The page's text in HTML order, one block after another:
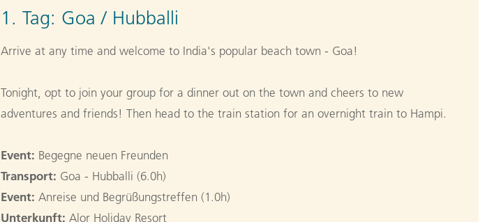
1. Tag: Goa / Hubballi
Arrive at any time and welcome to India's popular beach town - Goa!
Tonight, opt to join your group for a dinner out on the town and cheers to new
adventures and friends! Then head to the train station for an overnight train to Hampi.
Event: Begegne neuen Freunden
Transport: Goa - Hubballi (6.0h)
Event: Anreise und Begrüßungstreffen (1.0h)
Unterkunft: Alor Holiday Resort